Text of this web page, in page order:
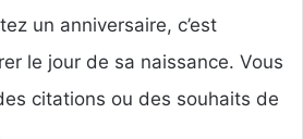
un anniversaire, c’est
le jour de sa naissance. Vous
citations ou des souhaits de